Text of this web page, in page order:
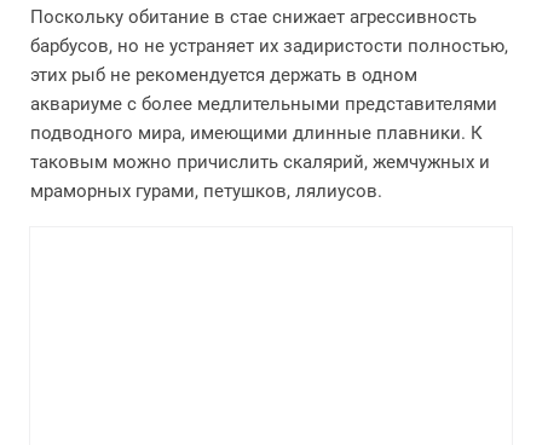
Поскольку обитание в стае снижает агрессивность
барбусов, но не устраняет их задиристости полностью,
этих рыб не рекомендуется держать в одном
аквариуме с более медлительными представителями
подводного мира, имеющими длинные плавники. К
таковым можно причислить скалярий, жемчужных и
мраморных гурами, петушков, лялиусов.